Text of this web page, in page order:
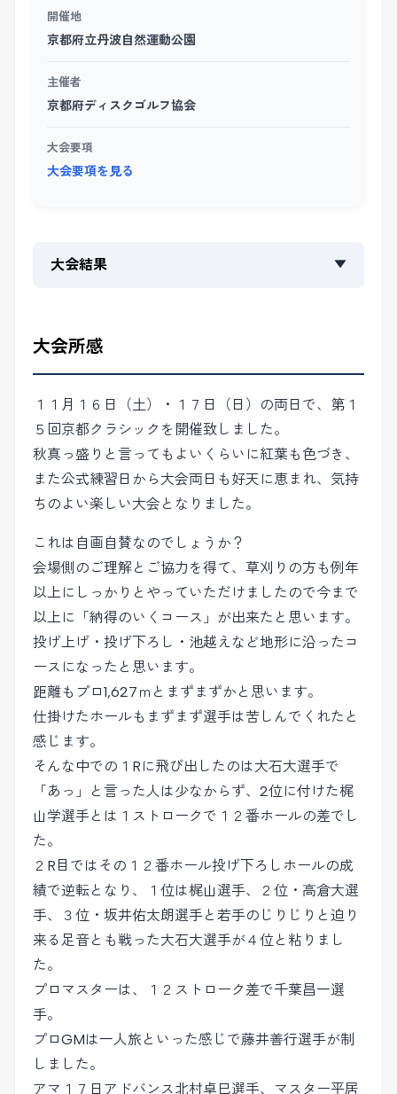
開催地
京都府立丹波自然運動公園
主催者
京都府ディスクゴルフ協会
大会要項
大会要項を見る
大会結果 ▼
大会所感
１１月１６日（土）・１７日（日）の両日で、第１
５回京都クラシックを開催致しました。
秋真っ盛りと言ってもよいくらいに紅葉も色づき、
また公式練習日から大会両日も好天に恵まれ、気持
ちのよい楽しい大会となりました。
これは自画自賛なのでしょうか？
会場側のご理解とご協力を得て、草刈りの方も例年
以上にしっかりとやっていただけましたので今まで
以上に「納得のいくコース」が出来たと思います。
投げ上げ・投げ下ろし・池越えなど地形に沿ったコ
ースになったと思います。
距離もプロ1,627ｍとまずまずかと思います。
仕掛けたホールもまずまず選手は苦しんでくれたと
感じます。
そんな中での１Rに飛び出したのは大石大選手で
「あっ」と言った人は少なからず、2位に付けた梶
山学選手とは１ストロークで１２番ホールの差でし
た。
２R目ではその１２番ホール投げ下ろしホールの成
績で逆転となり、１位は梶山選手、２位・高倉大選
手、３位・坂井佑太朗選手と若手のじりじりと迫り
来る足音とも戦った大石大選手が４位と粘りまし
た。
プロマスターは、１２ストローク差で千葉昌一選
手。
プロGMは一人旅といった感じで藤井善行選手が制
しました。
アマ１７日アドバンス北村卓巳選手、マスター平居